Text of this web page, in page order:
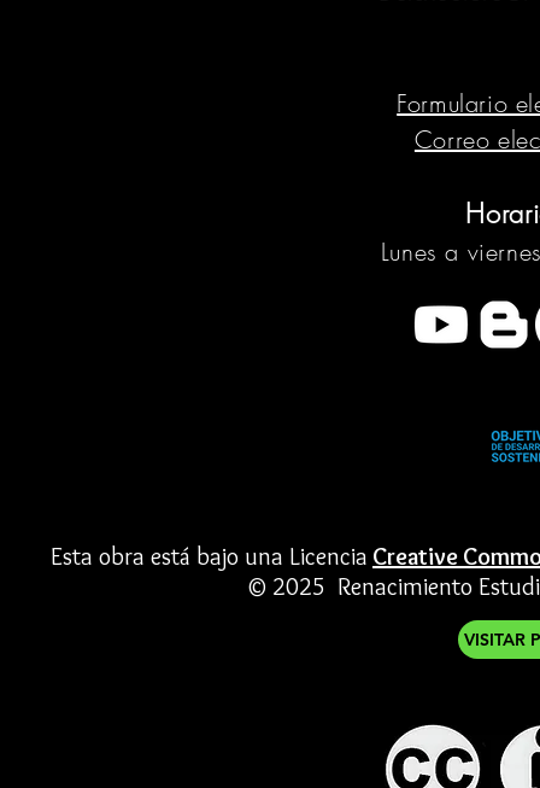
Formulario
Correo
Lunes a
Esta obra está bajo una Licencia Creative
© 2025 Renacimiento
VISITAR